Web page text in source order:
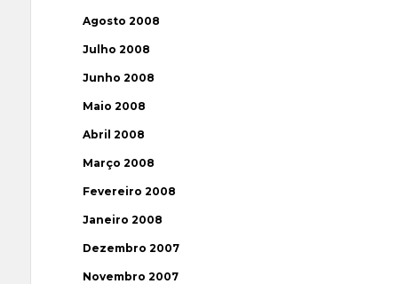
Agosto 2008
Julho 2008
Junho 2008
Maio 2008
Abril 2008
Março 2008
Fevereiro 2008
Janeiro 2008
Dezembro 2007
Novembro 2007